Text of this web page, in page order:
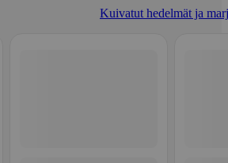
Kuivatut hedelmät ja